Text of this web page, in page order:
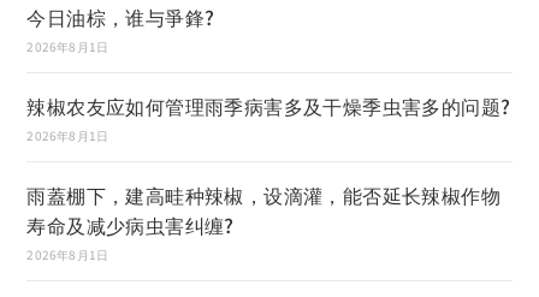
今日油棕，谁与爭鋒?
2026年8月1日
辣椒农友应如何管理雨季病害多及干燥季虫害多的问题?
2026年8月1日
雨蓋棚下，建高畦种辣椒，设滴灌，能否延长辣椒作物
寿命及减少病虫害纠缠?
2026年8月1日